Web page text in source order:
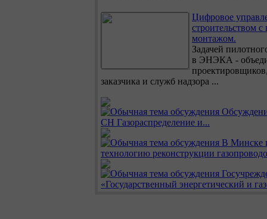
Цифровое
строительством
монтажом.
Задачей
в ЭНЭКА -
заказчика и служб надзора ...
СН Газораспределение и...
В Минске
технологию реконструкции
«Государственный энергетический и